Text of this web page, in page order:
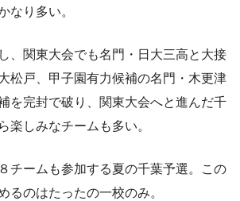
なり多い。
、関東大会でも名門・日大三高と大接
松戸、甲子園有力候補の名門・木更津
を完封で破り、関東大会へと進んだ千
楽しみなチームも多い。
チームも参加する夏の千葉予選。この
るのはたったの一校のみ。